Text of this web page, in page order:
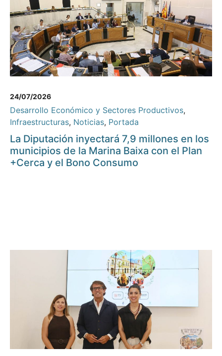
24/07/2026
Desarrollo Económico y Sectores Productivos,
Infraestructuras, Noticias, Portada
La Diputación inyectará 7,9 millones en los
municipios de la Marina Baixa con el Plan
+Cerca y el Bono Consumo